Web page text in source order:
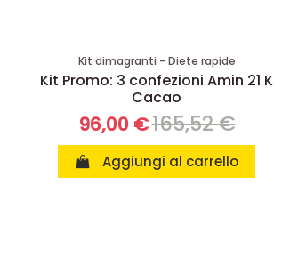
Kit dimagranti - Diete rapide
Kit Promo: 3 confezioni Amin 21 K
Cacao
96,00 €165,52 €
Aggiungi al carrello